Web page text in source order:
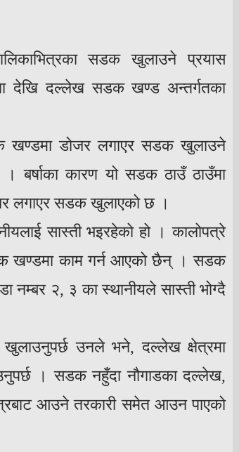
सडक खुलाउने प्रयास
देखि दल्लेख सडक खण्ड अन्तर्गतका
खण्डमा डोजर लगाएर सडक खुलाउने
बर्षाका कारण यो सडक ठाउँ ठाउँमा
लगाएर सडक खुलाएको छ ।
सास्ती भइरहेको हो । कालोपत्रे
खण्डमा काम गर्न आएको छैन् । सडक
नम्बर २, ३ का स्थानीयले सास्ती भोग्दै
खुलाउनुपर्छ उनले भने, दल्लेख क्षेत्रमा
। सडक नहुँदा नौगाडका दल्लेख,
आउने तरकारी समेत आउन पाएको